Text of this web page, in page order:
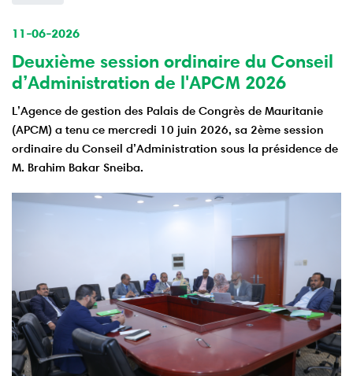
11-06-2026
Deuxième session ordinaire du Conseil
d’Administration de l'APCM 2026
L’Agence de gestion des Palais de Congrès de Mauritanie
(APCM) a tenu ce mercredi 10 juin 2026, sa 2ème session
ordinaire du Conseil d’Administration sous la présidence de
M. Brahim Bakar Sneiba.